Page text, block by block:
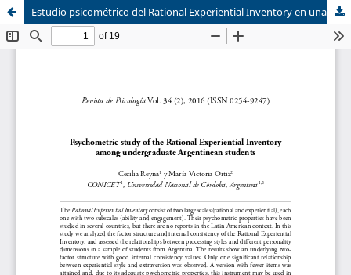
Estudio psicométrico del Rational Experiential Inventory en una muestra de estudiantes argentinos